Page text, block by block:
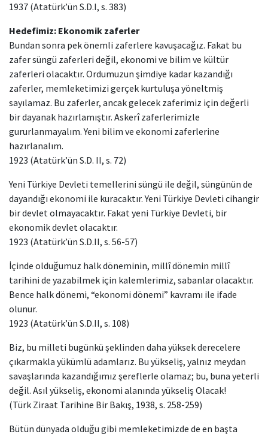
1937 (Atatürk’ün S.D.I, s. 383)
Hedefimiz: Ekonomik zaferler
Bundan sonra pek önemli zaferlere kavuşacağız. Fakat bu
zafer süngü zaferleri değil, ekonomi ve bilim ve kültür
zaferleri olacaktır. Ordumuzun şimdiye kadar kazandığı
zaferler, memleketimizi gerçek kurtuluşa yöneltmiş
sayılamaz. Bu zaferler, ancak gelecek zaferimiz için değerli
bir dayanak hazırlamıştır. Askerî zaferlerimizle
gururlanmayalım. Yeni bilim ve ekonomi zaferlerine
hazırlanalım.
1923 (Atatürk’ün S.D. II, s. 72)
Yeni Türkiye Devleti temellerini süngü ile değil, süngünün de
dayandığı ekonomi ile kuracaktır. Yeni Türkiye Devleti cihangir
bir devlet olmayacaktır. Fakat yeni Türkiye Devleti, bir
ekonomik devlet olacaktır.
1923 (Atatürk’ün S.D.II, s. 56-57)
İçinde olduğumuz halk döneminin, millî dönemin millî
tarihini de yazabilmek için kalemlerimiz, sabanlar olacaktır.
Bence halk dönemi, “ekonomi dönemi” kavramı ile ifade
olunur.
1923 (Atatürk’ün S.D.II, s. 108)
Biz, bu milleti bugünkü şeklinden daha yüksek derecelere
çıkarmakla yükümlü adamlarız. Bu yükseliş, yalnız meydan
savaşlarında kazandığımız şereflerle olamaz; bu, buna yeterli
değil. Asıl yükseliş, ekonomi alanında yükseliş Olacak!
(Türk Ziraat Tarihine Bir Bakış, 1938, s. 258-259)
Bütün dünyada olduğu gibi memleketimizde de en başta